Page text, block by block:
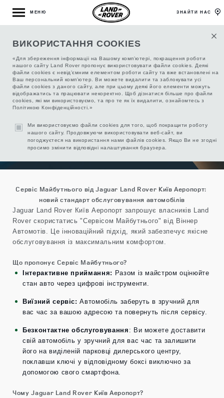
ВИКОРИСТАННЯ COOKIES
«Для збереження інформаціі на Вашому комп’ютері, покращення роботи
нашого сайту Land Rover пропонує використовувати файли cookies. Деякі
файли cookies є невід’ємним елементом роботи сайту та вже встановлені на
Ваш персональний комп’ютер. Ви можете видалити та заблокувати усі
файли cookies з даного сайту, але при цьому деякі його елементи можуть
відображатись та працювати некоректно. Щоб дізнатися більше про файли
cookies, які ми використовуємо, та про те як їх видалити, ознайомтесь з
Політикою Конфіденційності.»
Ми використовуємо файли cookies для того, щоб покращити роботу
нашого сайту. Продовжуючи використовувати веб-сайт, ви
погоджуєтеся на використання нами файлів cookies. Якщо Ви не згодні
просимо змінити відповідні налаштування браузера.
МЕНЮ ЗНАЙТИ НАС
СЕРВИС БУДУЩЕГО JAGUAR LAND ROVER
KYIV AIRPORT
Сервіс Майбутнього від Jaguar Land Rover Київ Аеропорт:
новий стандарт обслуговування автомобілів
Jaguar Land Rover Київ Аеропорт запрошує власників Land
Rover скористатись "Сервісом Майбутнього" від Віннер
Автомотів. Це інноваційний підхід, який забезпечує якісне
обслуговування із максимальним комфортом.
Що пропонує Сервіс Майбутнього?
Інтерактивне приймання: Разом із майстром оцінюйте
стан авто через цифрові інструменти.
Виїзний сервіс: Автомобіль заберуть в зручний для
вас час за вашою адресою та повернуть після сервісу.
Безконтактне обслуговування : Ви можете доставити
свій автомобіль у зручний для вас час та залишити
його на виділеній парковці дилерського центру,
поклавши ключі у відповідному боксі виключно за
допомогою свого смартфона.
Чому Jaguar Land Rover Київ Аеропорт?